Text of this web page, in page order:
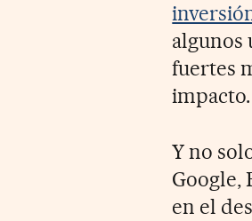
algunos
fuertes
impacto.
Y no
Google,
en el